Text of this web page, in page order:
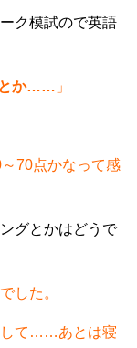
ク模試ので英語
とか…… 」
70点かなって感
グとかはどうで
した。
て……あとは寝